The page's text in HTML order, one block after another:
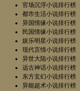
官场沉浮小说排行榜
都市生活小说排行榜
异国情缘小说排行榜
民国情缘小说排行榜
娱乐明星小说排行榜
现代言情小说排行榜
异世大陆小说排行榜
远古神话小说排行榜
东方玄幻小说排行榜
异能超术小说排行榜